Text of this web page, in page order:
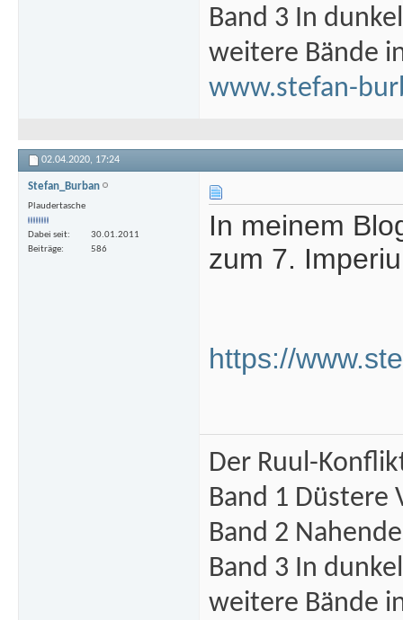
Band 3 In
weitere Bände
www.stefan-
02.04.2020, 17:24
Stefan_Burban
Plaudertasche
Dabei seit
30.01.2011
Beiträge
586
In meinem
zum 7.
https://
Der Ruul-
Band 1 Düstere
Band 2
Band 3 In
weitere Bände